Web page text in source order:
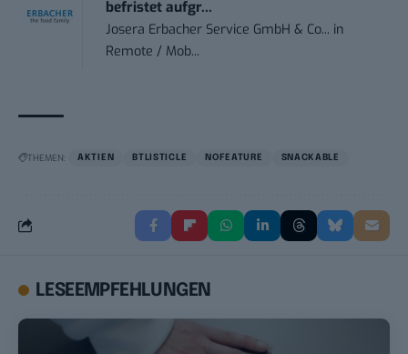
befristet aufgr...
Josera Erbacher Service GmbH & Co... in
Remote / Mob...
THEMEN: AKTIEN BTLISTICLE NOFEATURE SNACKABLE
LESEEMPFEHLUNGEN